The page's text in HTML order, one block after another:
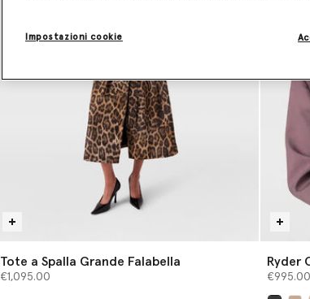
Tote a Spalla Grande Falabella
€1,095.00
Ryder
€995.00
Impostazioni cookie